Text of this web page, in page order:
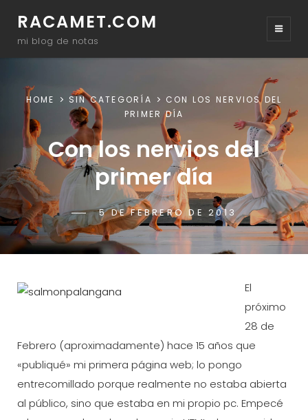
RACAMET.COM
mi blog de notas
HOME SIN CATEGORÍA
CON LOS NERVIOS DEL
PRIMER DÍA
Con los nervios del
primer día
POSTED-
ON
5 DE FEBRERO DE 2013
BY
LINE
BYLINE
RACAMET
El
próximo
28 de
Febrero (aproximadamente) hace 15 años que
«publiqué» mi primera página web; lo pongo
entrecomillado porque realmente no estaba abierta
al público, sino que estaba en mi propio pc. Empecé